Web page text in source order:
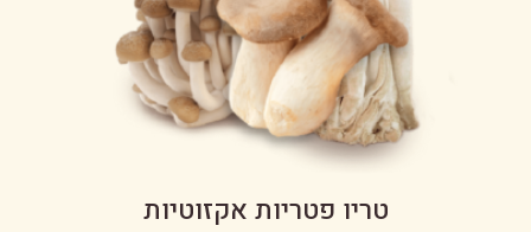
טריו פטריות אקזוטיות